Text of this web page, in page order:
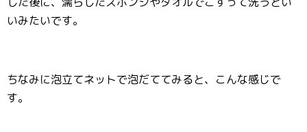
いみたいです。
ちなみに泡立てネットで泡だててみると、こんな感じで
す。